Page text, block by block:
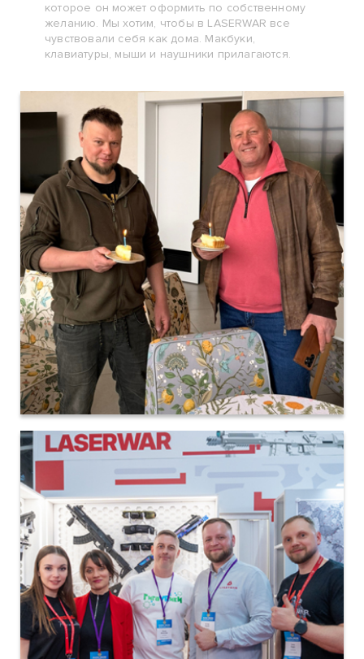
которое он может оформить по собственному
желанию. Мы хотим, чтобы в LASERWAR все
чувствовали себя как дома. Макбуки,
клавиатуры, мыши и наушники прилагаются.